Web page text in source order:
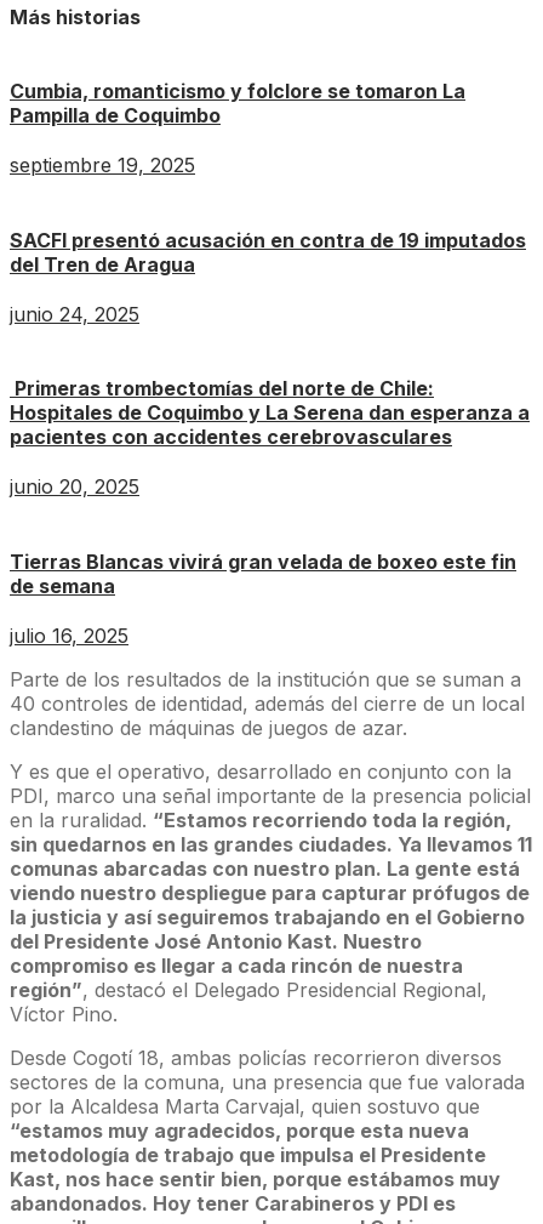
Más historias
Cumbia, romanticismo y folclore se tomaron La
Pampilla de Coquimbo
septiembre 19, 2025
SACFI presentó acusación en contra de 19 imputados
del Tren de Aragua
junio 24, 2025
Primeras trombectomías del norte de Chile:
Hospitales de Coquimbo y La Serena dan esperanza a
pacientes con accidentes cerebrovasculares
junio 20, 2025
Tierras Blancas vivirá gran velada de boxeo este fin
de semana
julio 16, 2025
Parte de los resultados de la institución que se suman a
40 controles de identidad, además del cierre de un local
clandestino de máquinas de juegos de azar.
Y es que el operativo, desarrollado en conjunto con la
PDI, marco una señal importante de la presencia policial
en la ruralidad. “Estamos recorriendo toda la región,
sin quedarnos en las grandes ciudades. Ya llevamos 11
comunas abarcadas con nuestro plan. La gente está
viendo nuestro despliegue para capturar prófugos de
la justicia y así seguiremos trabajando en el Gobierno
del Presidente José Antonio Kast. Nuestro
compromiso es llegar a cada rincón de nuestra
región”, destacó el Delegado Presidencial Regional,
Víctor Pino.
Desde Cogotí 18, ambas policías recorrieron diversos
sectores de la comuna, una presencia que fue valorada
por la Alcaldesa Marta Carvajal, quien sostuvo que
“estamos muy agradecidos, porque esta nueva
metodología de trabajo que impulsa el Presidente
Kast, nos hace sentir bien, porque estábamos muy
abandonados. Hoy tener Carabineros y PDI es